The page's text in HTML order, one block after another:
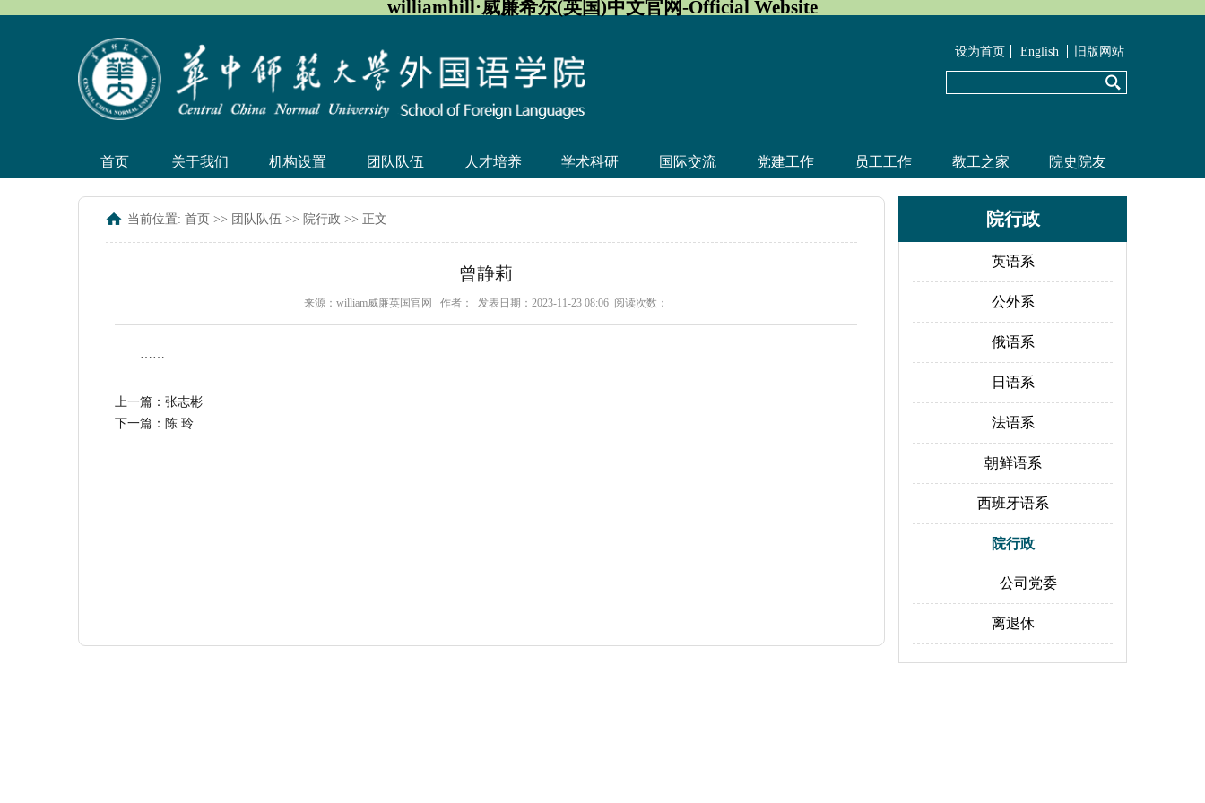
williamhill·威廉希尔(英国)中文官网-Official Website
设为首页 English 旧版网站
首页 关于我们 机构设置 团队队伍 人才培养 学术科研 国际交流 党建工作 员工工作 教工之家 院史院友
当前位置: 首页 >> 团队队伍 >> 院行政 >> 正文
曾静莉
来源：william威廉英国官网 作者： 发表日期：2023-11-23 08:06 阅读次数：
……
上一篇： 张志彬
下一篇： 陈 玲
院行政
英语系
公外系
俄语系
日语系
法语系
朝鲜语系
西班牙语系
院行政
公司党委
离退休